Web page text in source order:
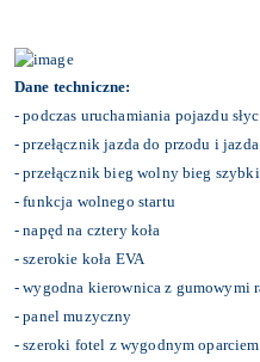
Dane techniczne:
- podczas uruchamiania pojazdu
- przełącznik jazda do przodu i
- przełącznik bieg wolny bieg szybki
- funkcja wolnego startu
- napęd na cztery koła
- szerokie koła EVA
- wygodna kierownica z gumowymi
- panel muzyczny
- szeroki fotel z wygodnym oparciem